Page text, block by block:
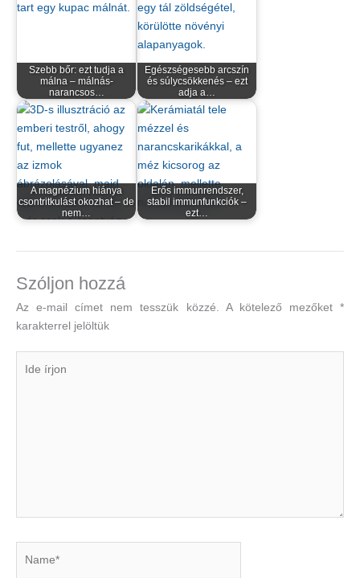
Szebb bőr: ezt tudja a
málna – málnás-
narancsos…
Egészségesebb arcszín
és súlycsökkenés – ezt
adja a…
A magnézium hiánya
csontritkulást okozhat – de
nem…
Erős immunrendszer,
stabil immunfunkciók –
ezt…
Szóljon hozzá
Az e-mail címet nem tesszük közzé. A kötelező mezőket*
karakterrel jelöltük